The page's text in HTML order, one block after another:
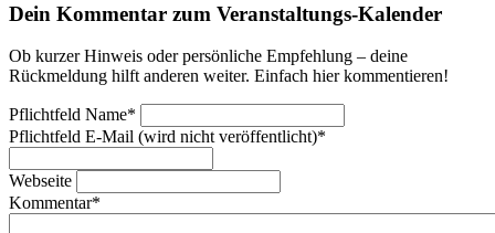
Dein Kommentar zum Veranstaltungs-Kalender
Ob kurzer Hinweis oder persönliche Empfehlung – deine
Rückmeldung hilft anderen weiter. Einfach hier kommentieren!
Pflichtfeld Name*
Pflichtfeld E-Mail (wird nicht veröffentlicht)*
Webseite
Kommentar*